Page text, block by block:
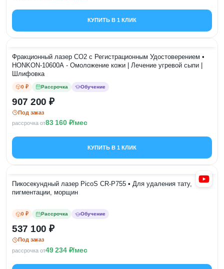
КУПИТЬ В 1 КЛИК
Фракционный лазер CO2 с Регистрационным Удостоверением •
HONKON-10600A - Омоложение кожи | Лечение угревой сыпи |
Шлифовка
0 ₽ Рассрочка Обучение
907 200
Под заказ
рассрочка от83 160 /мес
КУПИТЬ В 1 КЛИК
Пикосекундный лазер PicoS CR-P755 • Для удаления тату,
пигментации, морщин
0 ₽ Рассрочка Обучение
537 100
Под заказ
рассрочка от49 234 /мес